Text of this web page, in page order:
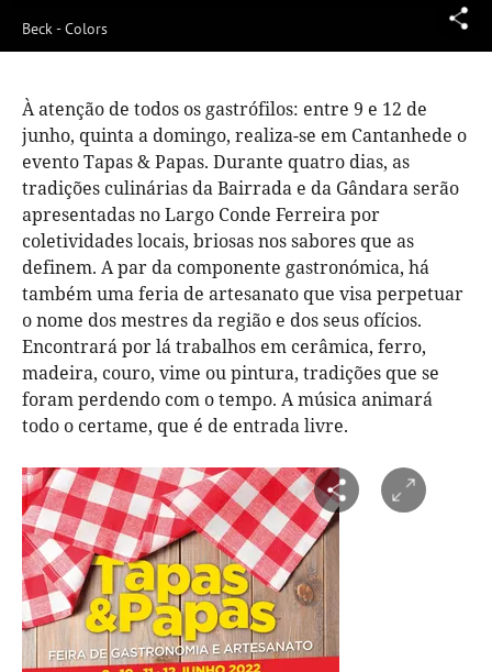
Beck - Colors
À atenção de todos os gastrófilos: entre 9 e 12 de
junho, quinta a domingo, realiza-se em Cantanhede o
evento Tapas & Papas. Durante quatro dias, as
tradições culinárias da Bairrada e da Gândara serão
apresentadas no Largo Conde Ferreira por
coletividades locais, briosas nos sabores que as
definem. A par da componente gastronómica, há
também uma feria de artesanato que visa perpetuar
o nome dos mestres da região e dos seus ofícios.
Encontrará por lá trabalhos em cerâmica, ferro,
madeira, couro, vime ou pintura, tradições que se
foram perdendo com o tempo. A música animará
todo o certame, que é de entrada livre.